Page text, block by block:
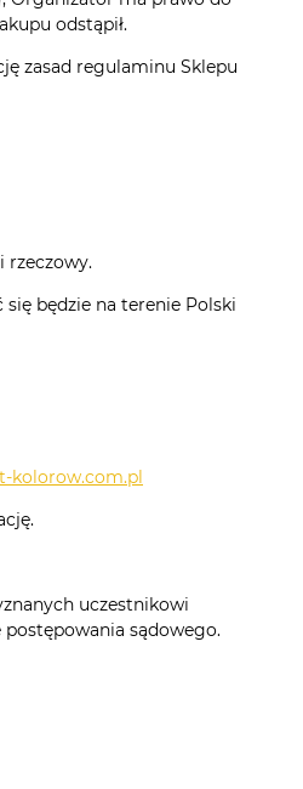
odstąpił.
zasad regulaminu Sklepu
rzeczowy.
będzie na terenie Polski
kolorow.com.pl
uczestnikowi
sądowego.